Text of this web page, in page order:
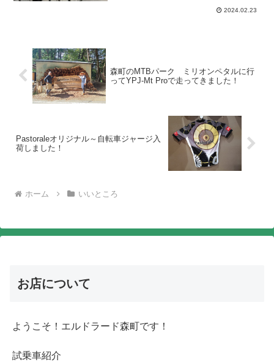
イッシュベージュ●マットジェットブラッ
2024.02.23
森町のMTBパーク ミリオンペタルに行
ってYPJ-Mt Proで走ってきました！
Pastoraleオリジナル～自転車ジャージ入
荷しました！
ホーム いいところ
お店について
ようこそ！エルドラード森町です！
試乗車紹介